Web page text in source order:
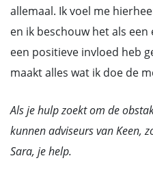
allemaal. Ik voel me
en ik beschouw het als
een positieve invloed heb
maakt alles wat ik doe de
Als je hulp zoekt om de
kunnen adviseurs van Keen,
Sara, je help.